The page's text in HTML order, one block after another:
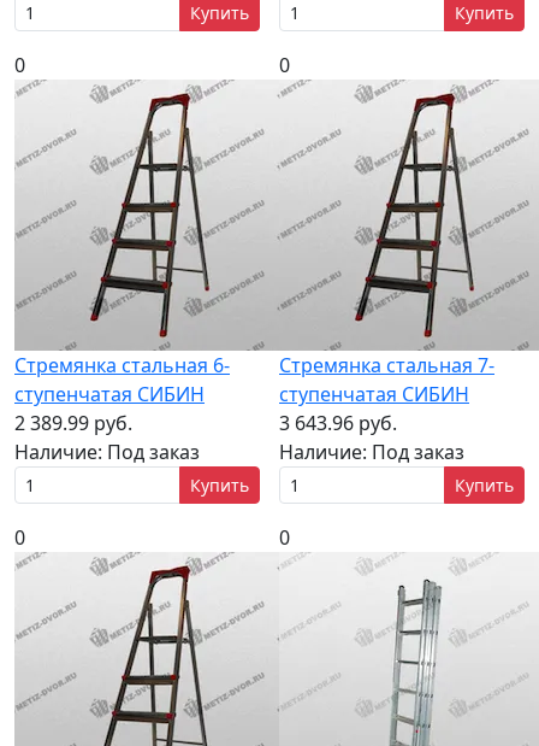
Купить Купить
0
Стремянка стальная 6-
ступенчатая СИБИН
2 389.99 руб.
Наличие: Под заказ
Купить
0
Стремянка стальная 7-
ступенчатая СИБИН
3 643.96 руб.
Наличие: Под заказ
Купить
0 0